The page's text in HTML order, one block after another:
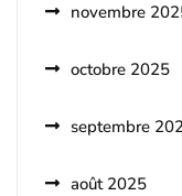
novembre
octobre 2025
septembre
août 2025